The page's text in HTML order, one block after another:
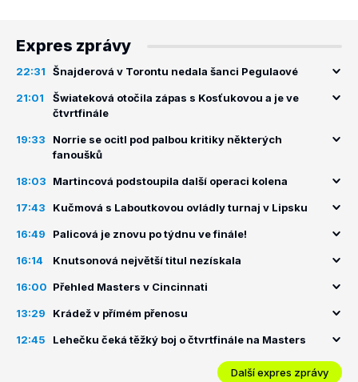
Expres zprávy
22:31 Šnajderová v Torontu nedala šanci Pegulaové
21:01
Šwiateková otočila zápas s Kosťukovou a je ve
čtvrtfinále
19:33
Norrie se ocitl pod palbou kritiky některých
fanoušků
18:03 Martincová podstoupila další operaci kolena
17:43 Kučmová s Laboutkovou ovládly turnaj v Lipsku
16:49 Palicová je znovu po týdnu ve finále!
16:14 Knutsonová největší titul nezískala
16:00 Přehled Masters v Cincinnati
13:29 Krádež v přímém přenosu
12:45 Lehečku čeká těžký boj o čtvrtfinále na Masters
Další expres zprávy